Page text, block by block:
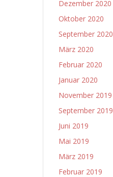
Dezember 2020
Oktober 2020
September 2020
März 2020
Februar 2020
Januar 2020
November 2019
September 2019
Juni 2019
Mai 2019
März 2019
Februar 2019